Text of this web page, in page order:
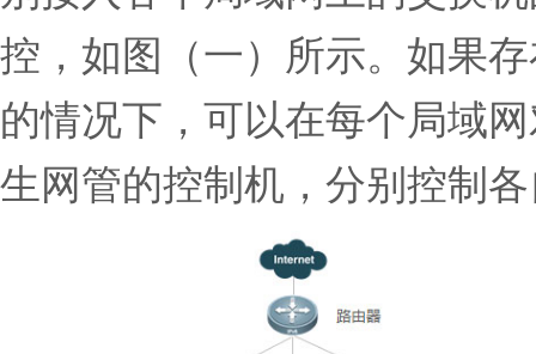
控，如图（一）所示。如果
的情况下，可以在每个局域
生网管的控制机，分别控制